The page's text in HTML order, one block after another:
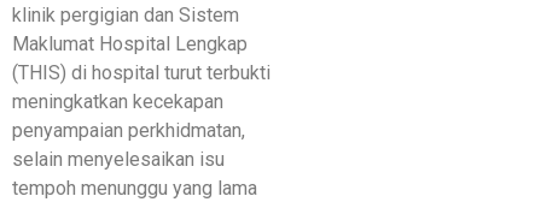
klinik pergigian dan Sistem
Maklumat Hospital Lengkap
(THIS) di hospital turut terbukti
meningkatkan kecekapan
penyampaian perkhidmatan,
selain menyelesaikan isu
tempoh menunggu yang lama